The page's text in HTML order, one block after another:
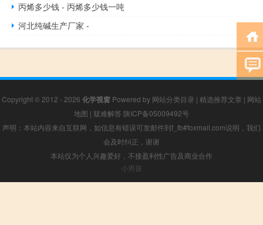
丙烯多少钱 - 丙烯多少钱一吨
河北纯碱生产厂家 -
Copyright © 2012 - 2026 化学视窗 Powered by 网站分类目录 | 精选推荐文章 | 网站
地图 | 疑难解答 陕ICP备05009492号
声明：本站内容来自互联网，如信息有错误可发邮件到f_fb#foxmail.com说明，我们
会及时纠正，谢谢
本站仅为个人兴趣爱好，不接盈利性广告及商业合作
小男孩